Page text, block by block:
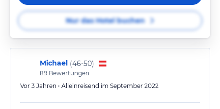
Nur das Hotel buchen
Michael (46-50)
89 Bewertungen
Vor 3 Jahren • Alleinreisend im September 2022